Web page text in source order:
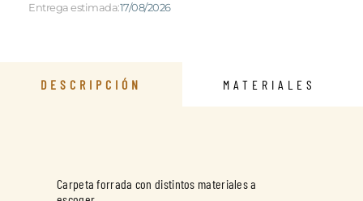
Entrega estimada:17/08/2026
DESCRIPCIÓN MATERIALES
Carpeta forrada con distintos materiales a